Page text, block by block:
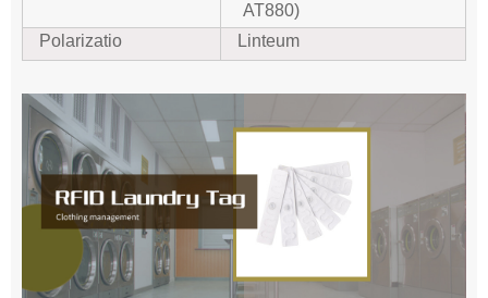
AT880)
Polarizatio
Linteum